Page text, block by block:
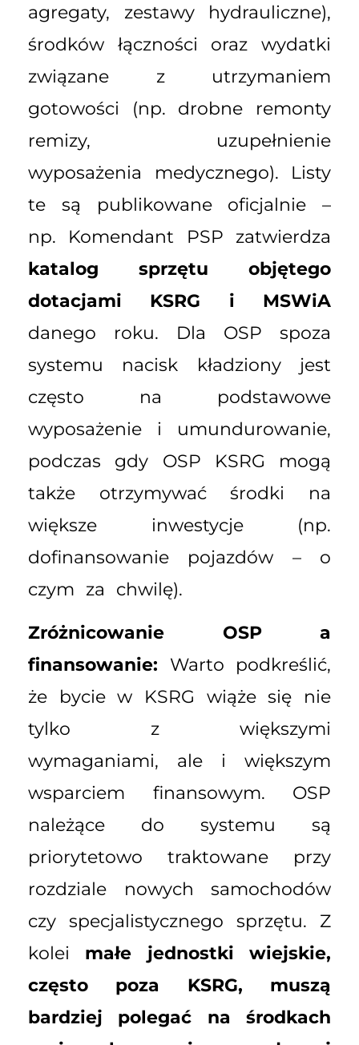
agregaty, zestawy hydrauliczne),
środków łączności oraz wydatki
związane z utrzymaniem
gotowości (np. drobne remonty
remizy, uzupełnienie
wyposażenia medycznego). Listy
te są publikowane oficjalnie –
np. Komendant PSP zatwierdza
katalog sprzętu objętego
dotacjami KSRG i MSWiA
danego roku. Dla OSP spoza
systemu nacisk kładziony jest
często na podstawowe
wyposażenie i umundurowanie,
podczas gdy OSP KSRG mogą
także otrzymywać środki na
większe inwestycje (np.
dofinansowanie pojazdów – o
czym za chwilę).
Zróżnicowanie OSP a
finansowanie: Warto podkreślić,
że bycie w KSRG wiąże się nie
tylko z większymi
wymaganiami, ale i większym
wsparciem finansowym. OSP
należące do systemu są
priorytetowo traktowane przy
rozdziale nowych samochodów
czy specjalistycznego sprzętu. Z
kolei małe jednostki wiejskie,
często poza KSRG, muszą
bardziej polegać na środkach